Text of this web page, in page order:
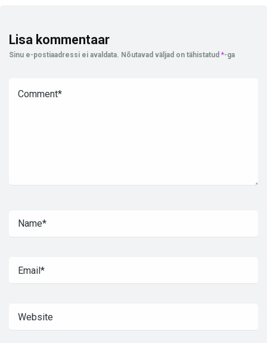
Lisa kommentaar
Sinu e-postiaadressi ei avaldata. Nõutavad väljad on tähistatud *-ga